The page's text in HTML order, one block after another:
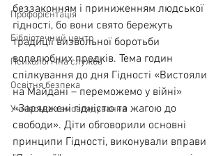
Профорієнтація
Бібліотечний центр
Психологічна служба
Освітня безпека
Учнівське самоврядування
беззаконням і приниженням людської
гідності, бо вони свято бережуть
традиції визвольної боротьби
волелюбних предків. Тема годин
спілкування до дня Гідності «Вистояли
на Майдані – переможемо у війні»
«Заряджені гідністю та жагою до
свободи». Діти обговорили основні
принципи Гідності, виконували вправи